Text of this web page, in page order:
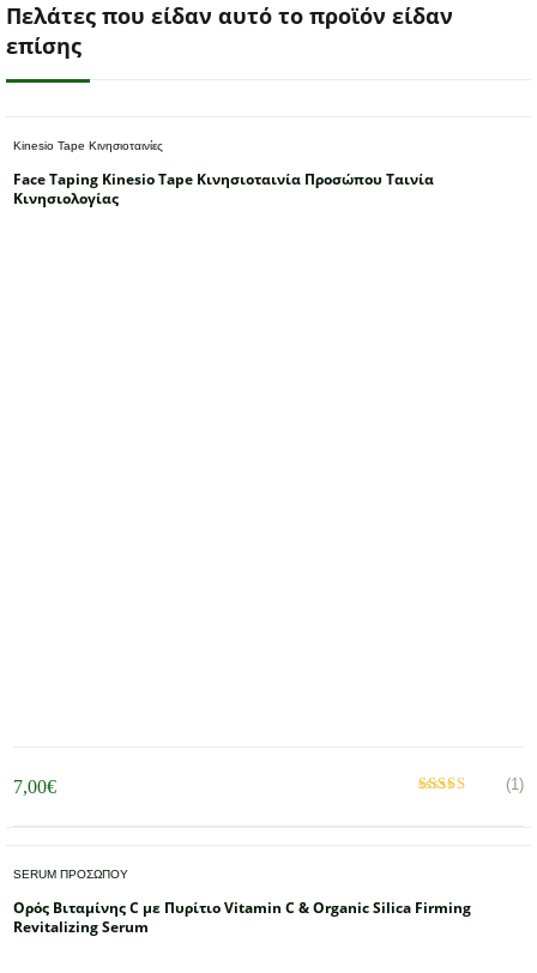
Πελάτες που είδαν αυτό το προϊόν είδαν
επίσης
Kinesio Tape Κινησιοταινίες
Face Taping Kinesio Tape Κινησιοταινία Προσώπου Ταινία
Κινησιολογίας
7,00€ (1)
SERUM ΠΡΟΣΩΠΟΥ
Ορός Βιταμίνης C με Πυρίτιο Vitamin C & Organic Silica Firming
Revitalizing Serum